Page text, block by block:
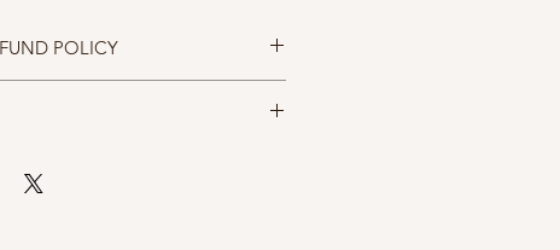
POLICY
出後無法退換，敬請見諒。